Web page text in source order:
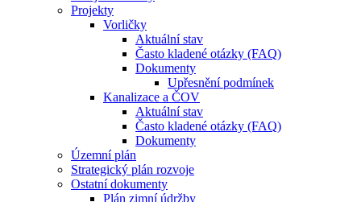
Projekty
Vorličky
Aktuální stav
Často kladené otázky (FAQ)
Dokumenty
Upřesnění podmínek
Kanalizace a ČOV
Aktuální stav
Často kladené otázky (FAQ)
Dokumenty
Územní plán
Strategický plán rozvoje
Ostatní dokumenty
Plán zimní údržby